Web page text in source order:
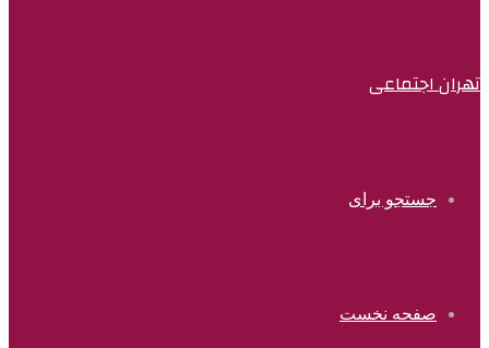
تهران اجتماعی
جستجو برای
صفحه نخست